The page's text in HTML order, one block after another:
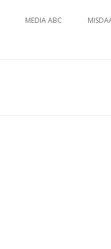
MEDIA ABC